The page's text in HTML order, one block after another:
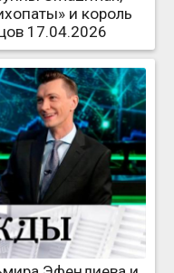
и король
17.04.2026